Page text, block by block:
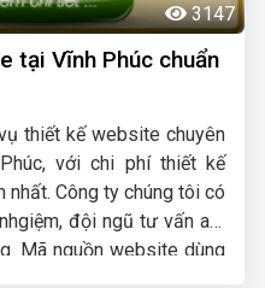
3147
tại Vĩnh Phúc chuẩn
thiết kế website chuyên
với chi phí thiết kế
nhất. Công ty chúng tôi có
đội ngũ tư vấn am
Mã nguồn website dùng